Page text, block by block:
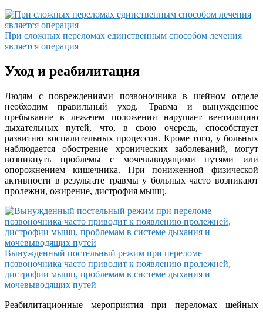
При сложных переломах единственным способом лечения
является операция
Уход и реабилитация
Людям с повреждениями позвоночника в шейном отделе
необходим правильный уход. Травма и вынужденное
пребывание в лежачем положении нарушает вентиляцию
дыхательных путей, что, в свою очередь, способствует
развитию воспалительных процессов. Кроме того, у больных
наблюдается обострение хронических заболеваний, могут
возникнуть проблемы с мочевыводящими путями или
опорожнением кишечника. При пониженной физической
активности в результате травмы у больных часто возникают
пролежни, ожирение, дистрофия мышц.
Вынужденный постельный режим при переломе
позвоночника часто приводит к появлению пролежней,
дистрофии мышц, проблемам в системе дыхания и
мочевыводящих путей
Реабилитационные мероприятия при переломах шейных